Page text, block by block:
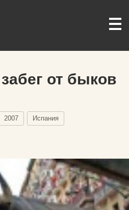
от быков
2007 Испания